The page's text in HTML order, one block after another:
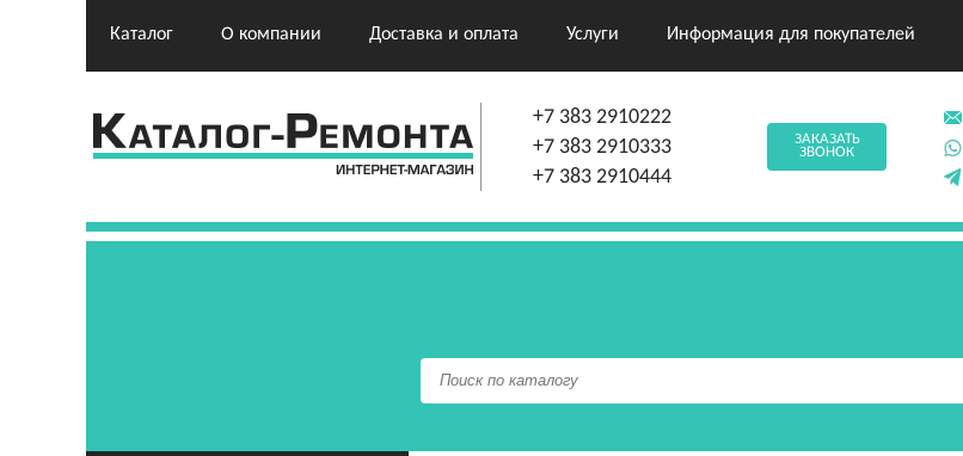
Каталог О компании Доставка и оплата Услуги Информация для покупателей
+7 383 2910222
+7 383 2910333
+7 383 2910444
ЗАКАЗАТЬ
ЗВОНОК